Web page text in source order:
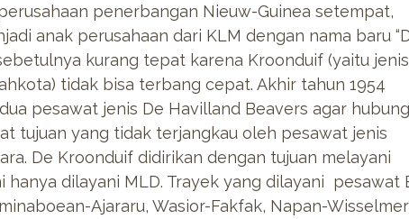
penerbangan Nieuw-Guinea setempat,
anak perusahaan dari KLM dengan nama baru
kurang tepat karena Kroonduif (yaitu jenis
tidak bisa terbang cepat. Akhir tahun 1954
pesawat jenis De Havilland Beavers agar
tujuan yang tidak terjangkau oleh pesawat jenis
De Kroonduif didirikan dengan tujuan melayani
hanya dilayani MLD. Trayek yang dilayani pesawat
Ajararu, Wasior-Fakfak, Napan-